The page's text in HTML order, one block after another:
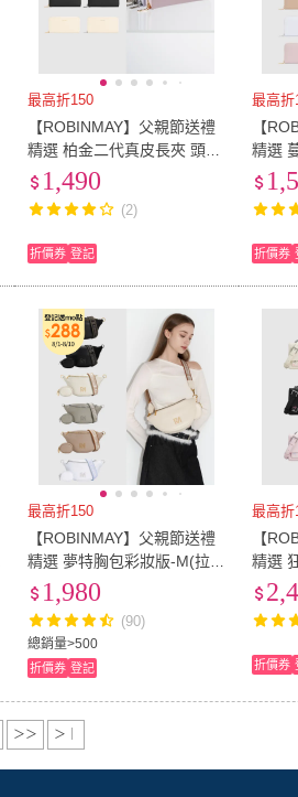
最高折150
【ROBINMAY】父親節送禮
精選 柏金二代真皮長夾 頭層
皮(拉鍊封口/多色任選/女夾)
1,490
(2)
折價券 登記
最高折
【
精選
皮(拉
折價券
最高折150
【ROBINMAY】父親節送禮
精選 夢特胸包彩妝版-M(拉
鍊封口/多色任選)
總銷量>500
1,980
(90)
折價券 登記
最高折
【
精選
N版(
折價券
＞＞ ＞｜